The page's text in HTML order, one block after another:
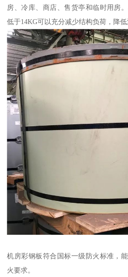
房、冷库、商店、售货亭和临时用房
低于14KG可以充分减少结构负荷，降低
机房彩钢板符合国标一级防火标准，
火要求。